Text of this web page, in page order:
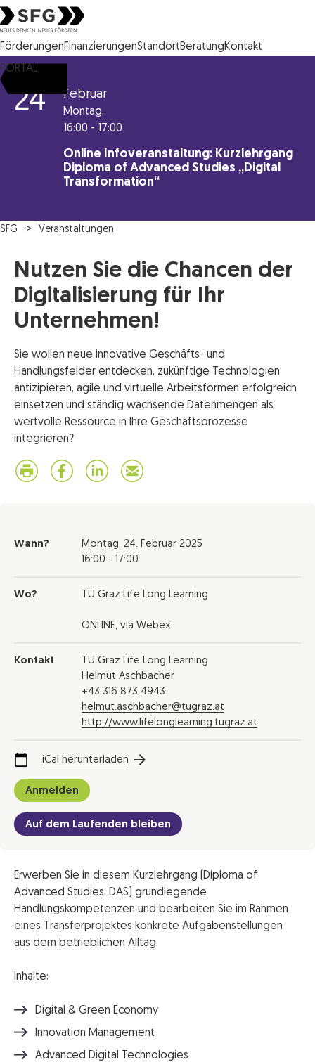
Steirische Wirtschaftsförderungsgesellschaft mbH SFG Logo
FörderungenFinanzierungenStandortBeratungKontakt
PORTAL
24 Februar
Montag,
16:00 - 17:00
Online Infoveranstaltung: Kurzlehrgang
Diploma of Advanced Studies „Digital
Transformation“
SFG Veranstaltungen
Nutzen Sie die Chancen der
Digitalisierung für Ihr
Unternehmen!
Sie wollen neue innovative Geschäfts- und
Handlungsfelder entdecken, zukünftige Technologien
antizipieren, agile und virtuelle Arbeitsformen erfolgreich
einsetzen und ständig wachsende Datenmengen als
wertvolle Ressource in Ihre Geschäftsprozesse
integrieren?
Wann? Montag, 24. Februar 2025
16:00 - 17:00
Wo? TU Graz Life Long Learning
ONLINE, via Webex
Kontakt
TU Graz Life Long Learning
Helmut Aschbacher
+43 316 873 4943
helmut.aschbacher@tugraz.at
http://www.lifelonglearning.tugraz.at
iCal herunterladen
Anmelden
Auf dem Laufenden bleiben
Erwerben Sie in diesem Kurzlehrgang (Diploma of
Advanced Studies, DAS) grundlegende
Handlungskompetenzen und bearbeiten Sie im Rahmen
eines Transferprojektes konkrete Aufgabenstellungen
aus dem betrieblichen Alltag.
Inhalte:
Digital & Green Economy
Innovation Management
Advanced Digital Technologies